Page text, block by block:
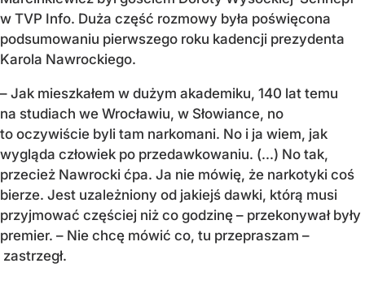
w TVP Info. Duża część rozmowy była poświęcona
podsumowaniu pierwszego roku kadencji prezydenta
Karola Nawrockiego.
– Jak mieszkałem w dużym akademiku, 140 lat temu
na studiach we Wrocławiu, w Słowiance, no
to oczywiście byli tam narkomani. No i ja wiem, jak
wygląda człowiek po przedawkowaniu. (...) No tak,
przecież Nawrocki ćpa. Ja nie mówię, że narkotyki coś
bierze. Jest uzależniony od jakiejś dawki, którą musi
przyjmować częściej niż co godzinę – przekonywał były
premier. – Nie chcę mówić co, tu przepraszam –
zastrzegł.